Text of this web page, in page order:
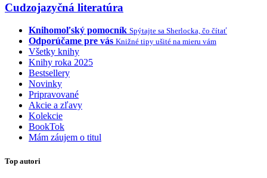
Cudzojazyčná literatúra
Knihomoľský pomocník Spýtajte sa Sherlocka, čo čítať
Odporúčame pre vás Knižné tipy ušité na mieru vám
Všetky knihy
Knihy roka 2025
Bestsellery
Novinky
Pripravované
Akcie a zľavy
Kolekcie
BookTok
Mám záujem o titul
Top autori